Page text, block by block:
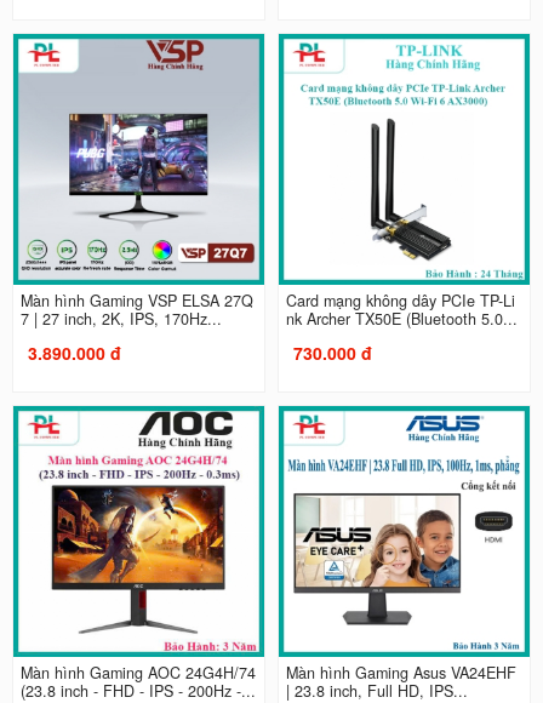
Màn hình Gaming VSP ELSA 27Q
7 | 27 inch, 2K, IPS, 170Hz...
3.890.000 đ
Card mạng không dây PCIe TP-Li
nk Archer TX50E (Bluetooth 5.0...
730.000 đ
Màn hình Gaming AOC 24G4H/74
(23.8 inch - FHD - IPS - 200Hz -...
Màn hình Gaming Asus VA24EHF
| 23.8 inch, Full HD, IPS...